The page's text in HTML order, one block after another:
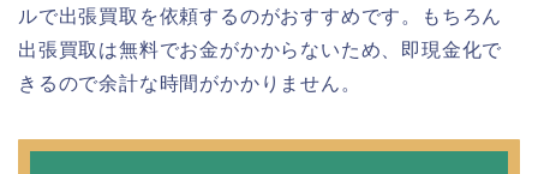
ルで出張買取を依頼するのがおすすめです。もちろん
出張買取は無料でお金がかからないため、即現金化で
きるので余計な時間がかかりません。